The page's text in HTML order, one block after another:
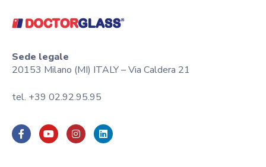
Sede legale
20153 Milano (MI) ITALY – Via Caldera 21
tel. +39 02.92.95.95